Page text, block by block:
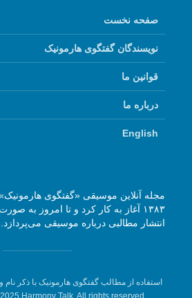
صفحه نخست
نویسندگان گفتگوی هارمونیک
قوانین ما
درباره ما
English
۱۳۸۳ آغاز به کار کرد و تا امروز به
انتشار مطالبی درباره موسیقی می‌پردازد.
استفاده از مطالب گفتگوی هارمونیک با ذکر
Harmony Talk, All rights reserved.